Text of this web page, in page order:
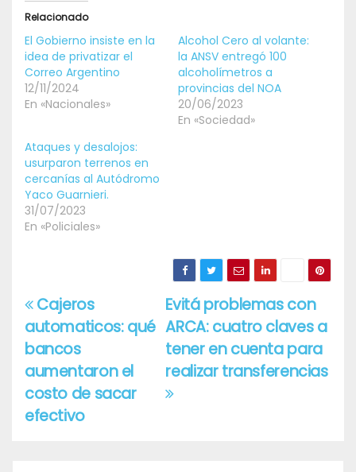
Relacionado
El Gobierno insiste en la
idea de privatizar el
Correo Argentino
12/11/2024
En «Nacionales»
Alcohol Cero al volante:
la ANSV entregó 100
alcoholímetros a
provincias del NOA
20/06/2023
En «Sociedad»
Ataques y desalojos:
usurparon terrenos en
cercanías al Autódromo
Yaco Guarnieri.
31/07/2023
En «Policiales»
Navegación
de
entradas
Evitá problemas con
ARCA: cuatro claves a
tener en cuenta para
realizar transferencias
Cajeros
automaticos: qué
bancos
aumentaron el
costo de sacar
efectivo